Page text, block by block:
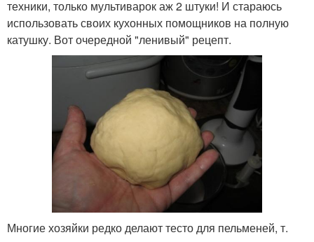
техники, только мультиварок аж 2 штуки! И стараюсь
использовать своих кухонных помощников на полную
катушку. Вот очередной "ленивый" рецепт.
Многие хозяйки редко делают тесто для пельменей, т.